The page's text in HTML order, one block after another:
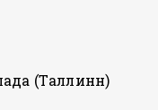
(Таллинн)